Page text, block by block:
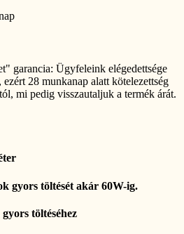
garancia: Ügyfeleink elégedettsége
28 munkanap alatt kötelezettség
mi pedig visszautaljuk a termék árát.
gyors töltését akár 60W-ig.
töltéséhez